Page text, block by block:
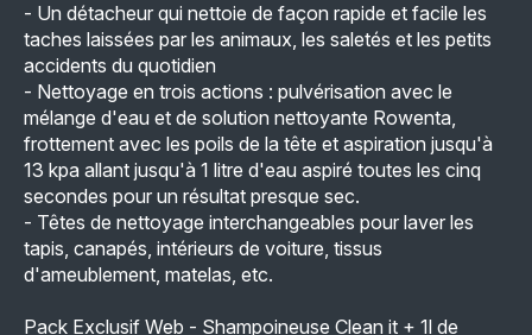
- Un détacheur qui nettoie de façon rapide et facile les
taches laissées par les animaux, les saletés et les petits
accidents du quotidien
- Nettoyage en trois actions : pulvérisation avec le
mélange d'eau et de solution nettoyante Rowenta,
frottement avec les poils de la tête et aspiration jusqu'à
13 kpa allant jusqu'à 1 litre d'eau aspiré toutes les cinq
secondes pour un résultat presque sec.
- Têtes de nettoyage interchangeables pour laver les
tapis, canapés, intérieurs de voiture, tissus
d'ameublement, matelas, etc.
Pack Exclusif Web - Shampoineuse Clean it + 1l de